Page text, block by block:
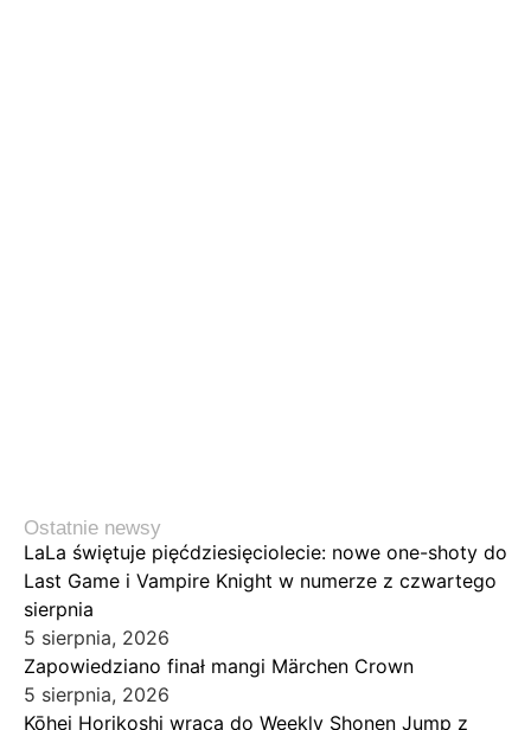
Ostatnie newsy
LaLa świętuje pięćdziesięciolecie: nowe one-shoty do
Last Game i Vampire Knight w numerze z czwartego
sierpnia
5 sierpnia, 2026
Zapowiedziano finał mangi Märchen Crown
5 sierpnia, 2026
Kōhei Horikoshi wraca do Weekly Shonen Jump z